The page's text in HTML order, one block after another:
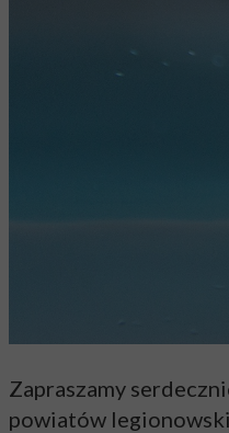
Zapraszamy
powiatów